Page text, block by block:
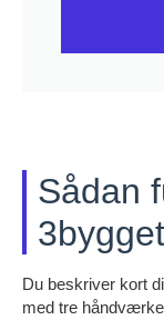
Sådan
Du beskriver kort
med tre